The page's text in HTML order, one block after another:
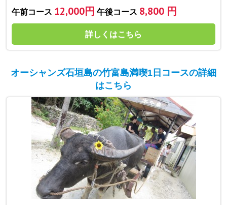
午前コース 12,000円 午後コース 8,800 円
詳しくはこちら
オーシャンズ石垣島の竹富島満喫1日コースの詳細
はこちら